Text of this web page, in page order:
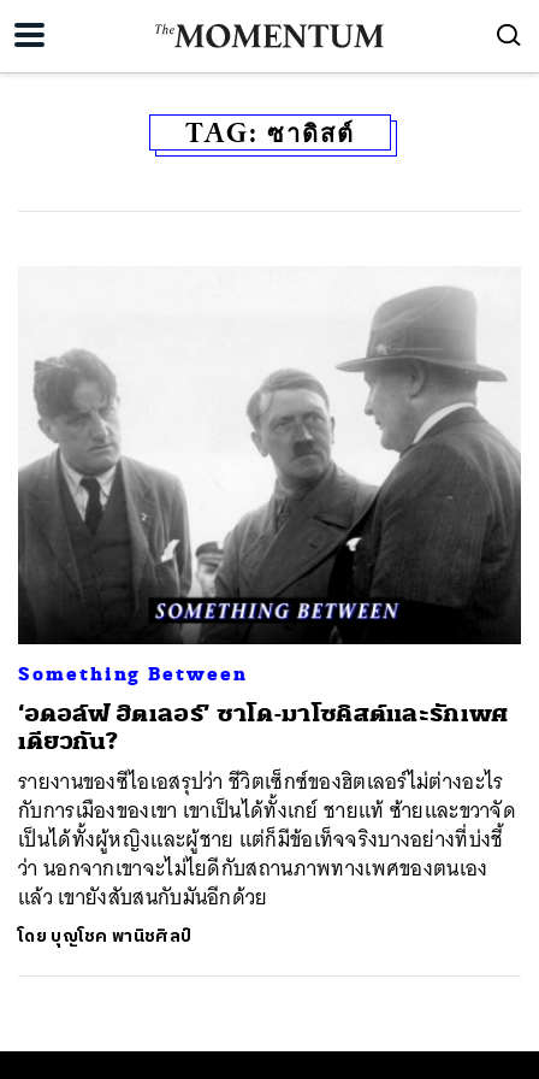
TAG: ซาดิสต์
Something Between
‘อดอล์ฟ ฮิตเลอร์’ ซาโด-มาโซคิสต์และรักเพศ
เดียวกัน?
รายงานของซีไอเอสรุปว่า ชีวิตเซ็กซ์ของฮิตเลอร์ไม่ต่างอะไร
กับการเมืองของเขา เขาเป็นได้ทั้งเกย์ ชายแท้ ซ้ายและขวาจัด
เป็นได้ทั้งผู้หญิงและผู้ชาย แต่ก็มีข้อเท็จจริงบางอย่างที่บ่งชี้
ว่า นอกจากเขาจะไม่ไยดีกับสถานภาพทางเพศของตนเอง
แล้ว เขายังสับสนกับมันอีกด้วย
โดย บุญโชค พานิชศิลป์
SHARE TWEET LINE EMAIL